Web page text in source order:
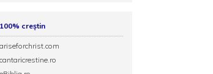
100% creștin
ariseforchrist.com
cantaricrestine.ro